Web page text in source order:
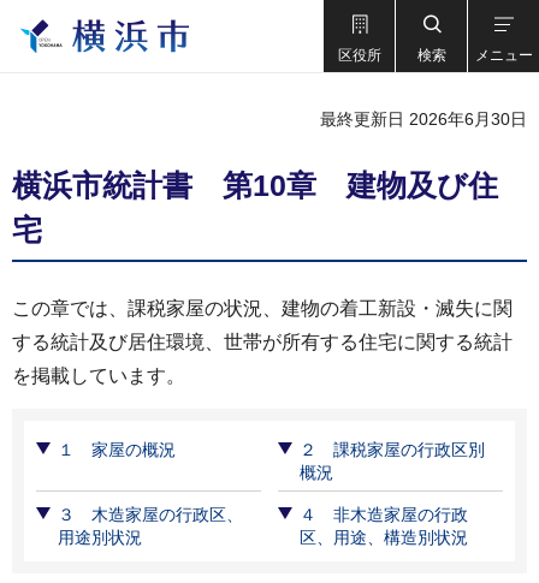
区役所 検索 メニュー
最終更新日 2026年6月30日
横浜市統計書 第10章 建物及び住
宅
この章では、課税家屋の状況、建物の着工新設・滅失に関
する統計及び居住環境、世帯が所有する住宅に関する統計
を掲載しています。
１ 家屋の概況
２ 課税家屋の⾏政区別
概況
３ 木造家屋の行政区、
用途別状況
４ 非木造家屋の行政
区、用途、構造別状況